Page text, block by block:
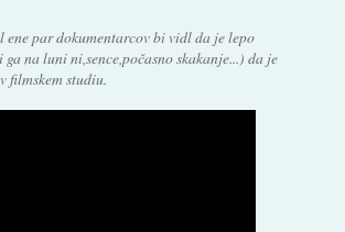
ene par dokumentarcov bi vidl da je lepo
na luni ni,sence,počasno skakanje...) da je
filmskem studiu.